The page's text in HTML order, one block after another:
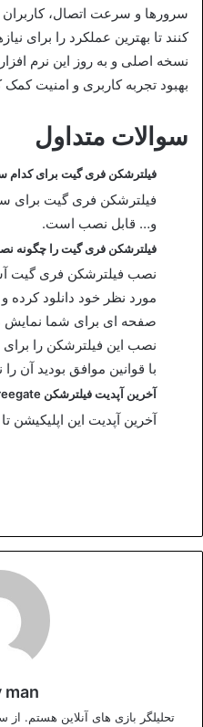
سرورها و سرعت اتصال،
کنند تا بهترین عملکرد را برای
نسخه اصلی و به‌ روز این نرم‌ افزار
بهبود تجربه کاربری و امنیت کمک
سوالات متداول
فیلترشکن فری گیت برای
فیلترشکن فری گیت برای
و… قابل نصب است.
فیلترشکن فری گیت را چگونه
نصب فیلترشکن فری گیت
مورد نظر خود دانلود
صفحه ای برای شما نمایش
نصب این فیلترشکن را
با قوانین موافق بودید آن
آخرین آپدیت فیلترشکن freegate تا ویندوز چند را پوشش می دهد؟
آخرین آپدیت این اپلیکیشن تا ویندوز ۱۰ را
man